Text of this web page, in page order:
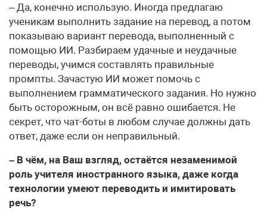
– Да, конечно использую. Иногда предлагаю
ученикам выполнить задание на перевод, а потом
показываю вариант перевода, выполненный с
помощью ИИ. Разбираем удачные и неудачные
переводы, учимся составлять правильные
промпты. Зачастую ИИ может помочь с
выполнением грамматического задания. Но нужно
быть осторожным, он всё равно ошибается. Не
секрет, что чат-боты в любом случае должны дать
ответ, даже если он неправильный.
– В чём, на Ваш взгляд, остаётся незаменимой
роль учителя иностранного языка, даже когда
технологии умеют переводить и имитировать
речь?